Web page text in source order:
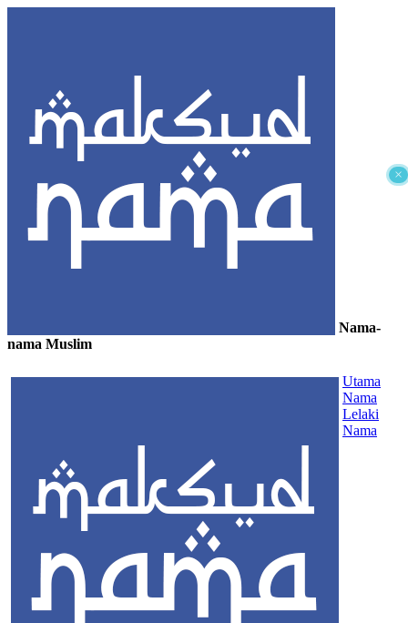
×
Nama-
nama Muslim
Utama
Nama
Lelaki
Nama